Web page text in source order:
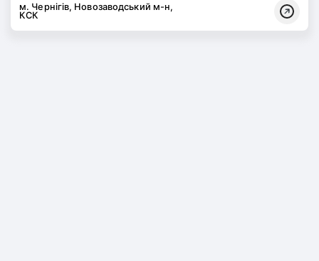
м. Чернігів, Новозаводський м-н,
КСК